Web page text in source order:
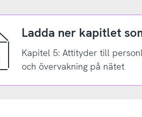
Ladda ner kapitlet
Kapitel 5: Attityder till
och övervakning på nätet